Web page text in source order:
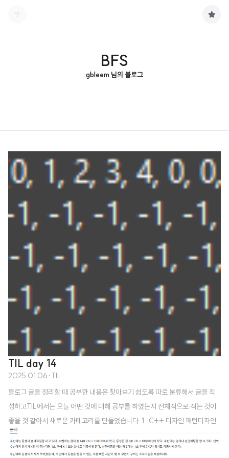
BFS
gbleem 님의 블로그
TIL day 14
2025.01.06 ·TIL
블로그 글을 정리할 때 공부한 내용은 찾아보기 쉽도록 따로 분류해서 글을 작
성하고TIL에서는 오늘 어떤 것에 대해 공부를 하였는지 전체적으로 적는 것이
좋을 것 같아서 새로운 카테고리를 만들었습니다. 1. C++ 디자인 패턴디자인
패턴 강의를 듣고, 추가적인 공부를 진행하였습니다.디자인 패턴이라는 것이 언
제 어디서 사용해야 할 지 감이 잘 잡히지 않아서, 좀 더 예시들이나 다른 좋은
구